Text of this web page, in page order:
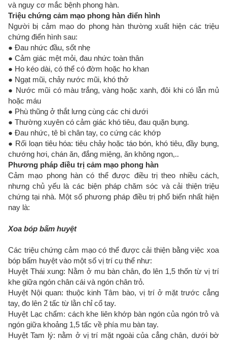
và nguy cơ mắc bệnh phong hàn.
Triệu chứng cảm mạo phong hàn điển hình
Người bị cảm mạo do phong hàn thường xuất hiện các triệu
chứng điển hình sau:
● Đau nhức đầu, sốt nhẹ
● Cảm giác mệt mỏi, đau nhức toàn thân
● Ho kéo dài, có thể có đờm hoặc ho khan
● Ngạt mũi, chảy nước mũi, khó thở
● Nước mũi có màu trắng, vàng hoặc xanh, đôi khi có lẫn mủ
hoặc máu
● Phù thũng ở thắt lưng cùng các chi dưới
● Thường xuyên có cảm giác khó tiêu, đau quặn bụng.
● Đau nhức, tê bì chân tay, co cứng các khớp
● Rối loạn tiêu hóa: tiêu chảy hoặc táo bón, khó tiêu, đầy bụng,
chướng hơi, chán ăn, đắng miệng, ăn không ngon,..
Phương pháp điều trị cảm mạo phong hàn
Cảm mạo phong hàn có thể được điều trị theo nhiều cách,
nhưng chủ yếu là các biện pháp chăm sóc và cải thiện triệu
chứng tại nhà. Một số phương pháp điều trị phổ biến nhất hiện
nay là:
Xoa bóp bấm huyệt
Các triệu chứng cảm mạo có thể được cải thiện bằng việc xoa
bóp bấm huyệt vào một số vị trí cụ thể như:
Huyệt Thái xung: Nằm ở mu bàn chân, đo lên 1,5 thốn từ vị trí
khe giữa ngón chân cái và ngón chân trỏ.
Huyệt Nội quan: thuộc kinh Tâm bào, vị trí ở mặt trước cẳng
tay, đo lên 2 tấc từ lằn chỉ cổ tay.
Huyệt Lạc chẩm: cách khe liên khớp bàn ngón của ngón trỏ và
ngón giữa khoảng 1,5 tấc về phía mu bàn tay.
Huyệt Tam lý: nằm ở vị trí mặt ngoài của cẳng chân, dưới bờ